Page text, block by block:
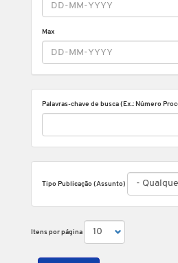
Max
Palavras-chave de busca (Ex.: Número
Tipo Publicação (Assunto)
Itens por página